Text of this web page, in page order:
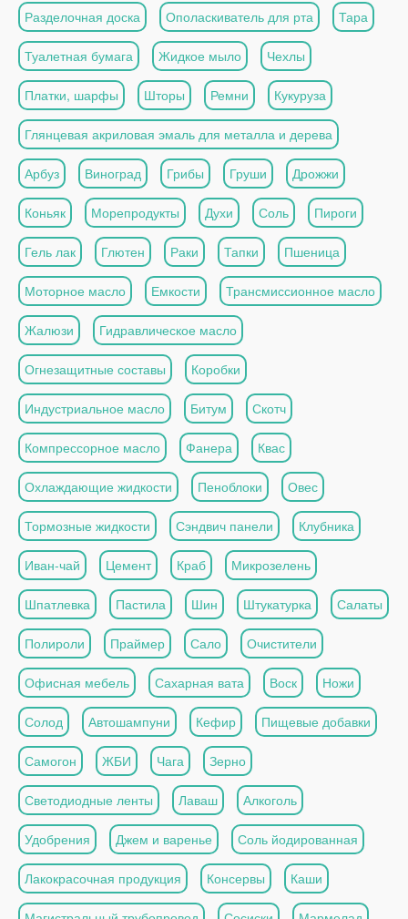
Разделочная доска Ополаскиватель для рта Тара
Туалетная бумага Жидкое мыло Чехлы
Платки, шарфы Шторы Ремни Кукуруза
Глянцевая акриловая эмаль для металла и дерева
Арбуз Виноград Грибы Груши Дрожжи
Коньяк Морепродукты Духи Соль Пироги
Гель лак Глютен Раки Тапки Пшеница
Моторное масло Емкости Трансмиссионное масло
Жалюзи Гидравлическое масло
Огнезащитные составы Коробки
Индустриальное масло Битум Скотч
Компрессорное масло Фанера Квас
Охлаждающие жидкости Пеноблоки Овес
Тормозные жидкости Сэндвич панели Клубника
Иван-чай Цемент Краб Микрозелень
Шпатлевка Пастила Шин Штукатурка Салаты
Полироли Праймер Сало Очистители
Офисная мебель Сахарная вата Воск Ножи
Солод Автошампуни Кефир Пищевые добавки
Самогон ЖБИ Чага Зерно
Светодиодные ленты Лаваш Алкоголь
Удобрения Джем и варенье Соль йодированная
Лакокрасочная продукция Консервы Каши